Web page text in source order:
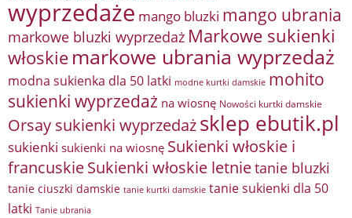
wyprzedaże mango bluzki mango ubrania
markowe bluzki wyprzedaż Markowe sukienki
włoskie markowe ubrania wyprzedaż
modna sukienka dla 50 latki modne kurtki damskie mohito
sukienki wyprzedaż na wiosnę Nowości kurtki damskie
Orsay sukienki wyprzedażsklep ebutik.pl
sukienki sukienki na wiosnę Sukienki włoskie i
francuskieSukienki włoskie letnietanie bluzki
tanie ciuszki damskie tanie kurtki damskie tanie sukienki dla 50
latki Tanie ubrania